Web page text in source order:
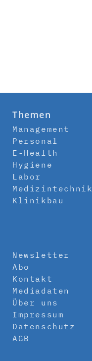
Themen
Management
Personal
E-Health
Hygiene
Labor
Medizintechnik
Klinikbau
Newsletter
Abo
Kontakt
Mediadaten
Über uns
Impressum
Datenschutz
AGB